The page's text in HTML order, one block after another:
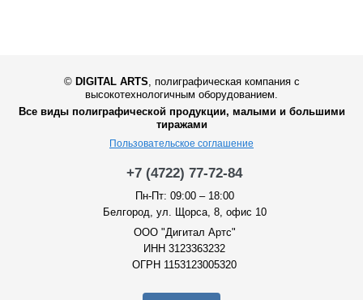
© DIGITAL ARTS
полиграфическая компания с
высокотехнологичным оборудованием.
Все виды полиграфической продукции, малыми и большими
тиражами
Пользовательское соглашение
+7 (4722) 77-72-84
Пн-Пт: 09:00 – 18:00
Белгород, ул. Щорса, 8, офис 10
ООО "Дигитал Артс"
ИНН 3123363232
ОГРН 1153123005320